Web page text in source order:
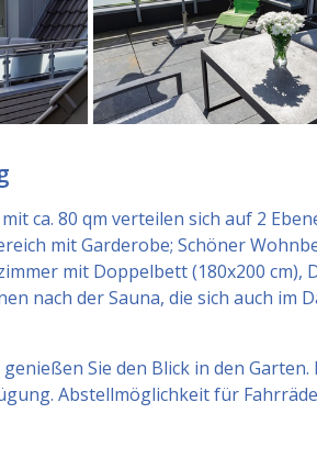
ca. 80 qm verteilen sich auf 2
mit Garderobe; Schöner
mit Doppelbett (180x200 cm),
nach der Sauna, die sich auch im
Sie den Blick in den
Abstellmöglichkeit für